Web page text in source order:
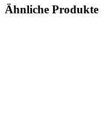
Ähnliche Produkte